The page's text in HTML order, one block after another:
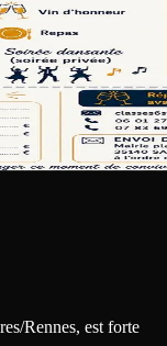
Rennes, est forte